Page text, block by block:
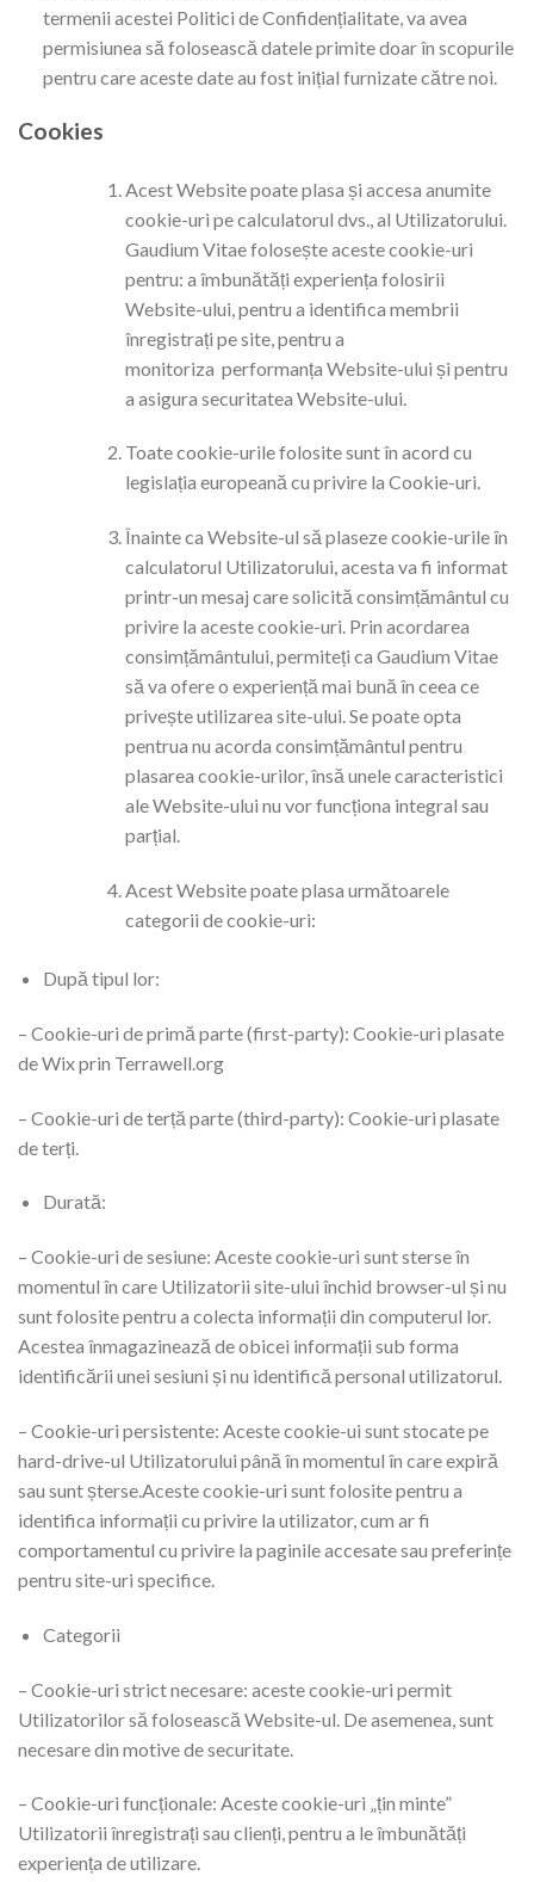
termenii acestei Politici de Confidențialitate, va avea
permisiunea să folosească datele primite doar în scopurile
pentru care aceste date au fost inițial furnizate către noi.
Cookies
Acest Website poate plasa și accesa anumite
cookie-uri pe calculatorul dvs., al Utilizatorului.
Gaudium Vitae folosește aceste cookie-uri
pentru: a îmbunătăți experiența folosirii
Website-ului, pentru a identifica membrii
înregistrați pe site, pentru a
monitoriza performanța Website-ului și pentru
a asigura securitatea Website-ului.
Toate cookie-urile folosite sunt în acord cu
legislația europeană cu privire la Cookie-uri.
Înainte ca Website-ul să plaseze cookie-urile în
calculatorul Utilizatorului, acesta va fi informat
printr-un mesaj care solicită consimțământul cu
privire la aceste cookie-uri. Prin acordarea
consimțământului, permiteți ca Gaudium Vitae
să va ofere o experiență mai bună în ceea ce
privește utilizarea site-ului. Se poate opta
pentrua nu acorda consimțământul pentru
plasarea cookie-urilor, însă unele caracteristici
ale Website-ului nu vor funcționa integral sau
parțial.
Acest Website poate plasa următoarele
categorii de cookie-uri:
​După tipul lor:
– Cookie-uri de primă parte (first-party): Cookie-uri plasate
de Wix prin Terrawell.org
– Cookie-uri de terță parte (third-party): Cookie-uri plasate
de terți.
Durată:
– Cookie-uri de sesiune: Aceste cookie-uri sunt sterse în
momentul în care Utilizatorii site-ului închid browser-ul și nu
sunt folosite pentru a colecta informații din computerul lor.
Acestea înmagazinează de obicei informații sub forma
identificării unei sesiuni și nu identifică personal utilizatorul.
– Cookie-uri persistente: Aceste cookie-ui sunt stocate pe
hard-drive-ul Utilizatorului până în momentul în care expiră
sau sunt șterse.Aceste cookie-uri sunt folosite pentru a
identifica informații cu privire la utilizator, cum ar fi
comportamentul cu privire la paginile accesate sau preferințe
pentru site-uri specifice.
Categorii
– Cookie-uri strict necesare: aceste cookie-uri permit
Utilizatorilor să folosească Website-ul. De asemenea, sunt
necesare din motive de securitate.
– Cookie-uri funcționale: Aceste cookie-uri „țin minte”
Utilizatorii înregistrați sau clienți, pentru a le îmbunătăți
experiența de utilizare.